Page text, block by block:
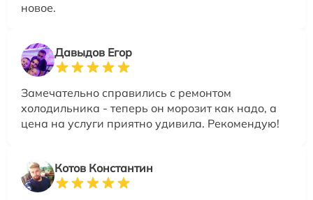
новое.
Давыдов Егор
Замечательно справились с ремонтом
холодильника - теперь он морозит как надо, а
цена на услуги приятно удивила. Рекомендую!
Котов Константин